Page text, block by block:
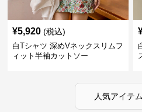
¥5,920 (税込)
白Tシャツ 深めVネックスリムフ
ィット半袖カットソー
人気アイテ